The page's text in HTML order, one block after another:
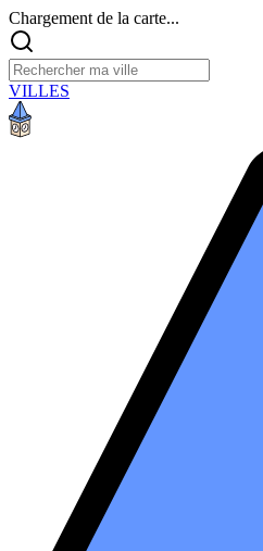
Chargement de la carte...
VILLES